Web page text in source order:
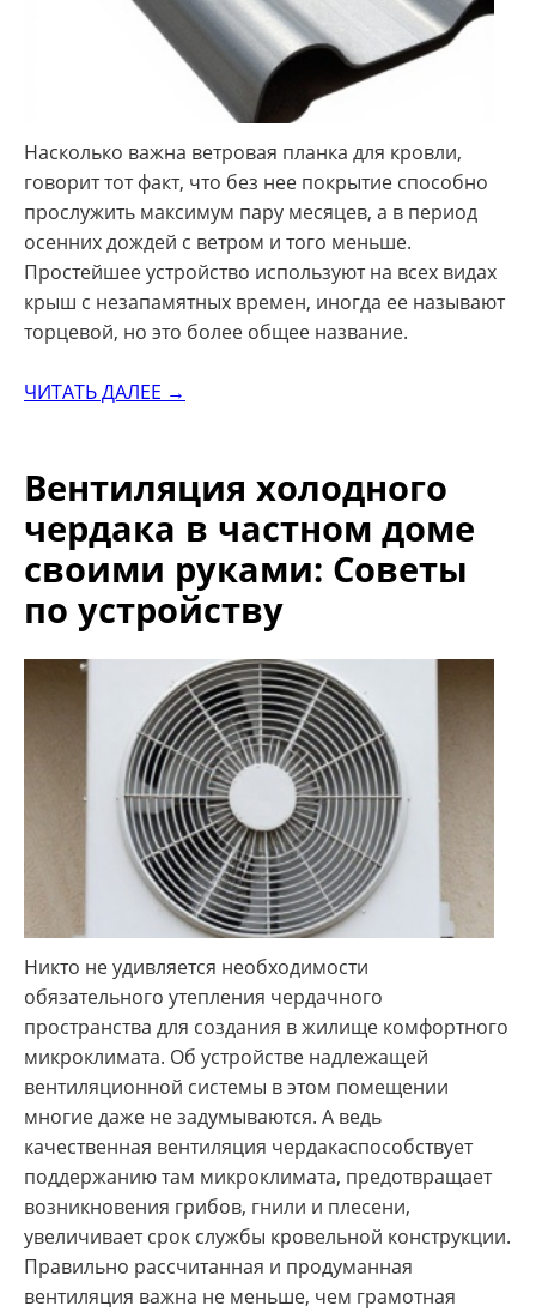
Насколько важна ветровая планка для кровли,
говорит тот факт, что без нее покрытие способно
прослужить максимум пару месяцев, а в период
осенних дождей с ветром и того меньше.
Простейшее устройство используют на всех видах
крыш с незапамятных времен, иногда ее называют
торцевой, но это более общее название.
ЧИТАТЬ ДАЛЕЕ →
Вентиляция холодного
чердака в частном доме
своими руками: Советы
по устройству
Никто не удивляется необходимости
обязательного утепления чердачного
пространства для создания в жилище комфортного
микроклимата. Об устройстве надлежащей
вентиляционной системы в этом помещении
многие даже не задумываются. А ведь
качественная вентиляция чердакаспособствует
поддержанию там микроклимата, предотвращает
возникновения грибов, гнили и плесени,
увеличивает срок службы кровельной конструкции.
Правильно рассчитанная и продуманная
вентиляция важна не меньше, чем грамотная